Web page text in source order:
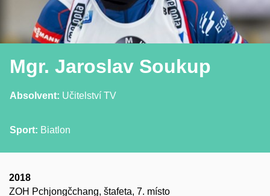
Mgr. Jaroslav Soukup
Absolvent: Učitelství TV
Sport: Biatlon
2018
ZOH Pchjongčchang, štafeta, 7. místo